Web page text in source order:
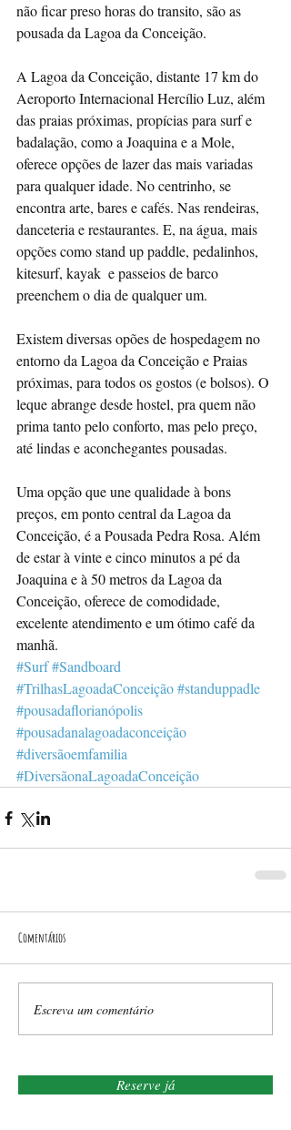
não ficar preso horas do transito, são as
pousada da Lagoa da Conceição.
A Lagoa da Conceição, distante 17 km do
Aeroporto Internacional Hercílio Luz, além
das praias próximas, propícias para surf e
badalação, como a Joaquina e a Mole,
oferece opções de lazer das mais variadas
para qualquer idade. No centrinho, se
encontra arte, bares e cafés. Nas rendeiras,
danceteria e restaurantes. E, na água, mais
opções como stand up paddle, pedalinhos,
kitesurf, kayak  e passeios de barco
preenchem o dia de qualquer um.
Existem diversas opões de hospedagem no
entorno da Lagoa da Conceição e Praias
próximas, para todos os gostos (e bolsos). O
leque abrange desde hostel, pra quem não
prima tanto pelo conforto, mas pelo preço,
até lindas e aconchegantes pousadas.
Uma opção que une qualidade à bons
preços, em ponto central da Lagoa da
Conceição, é a Pousada Pedra Rosa. Além
de estar à vinte e cinco minutos a pé da
Joaquina e à 50 metros da Lagoa da
Conceição, oferece de comodidade,
excelente atendimento e um ótimo café da
manhã.
#Surf#Sandboard
#TrilhasLagoadaConceição#standuppadle
#pousadaflorianópolis
#pousadanalagoadaconceição
#diversãoemfamilia
#DiversãonaLagoadaConceição
Comentários
Escreva um comentário
Reserve já